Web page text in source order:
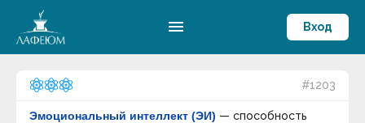
menu Вход
#1203
Эмоциональный интеллект (ЭИ) — способность